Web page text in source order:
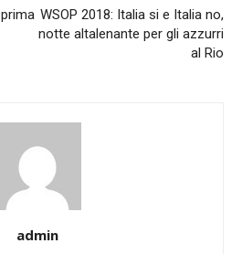
WSOP 2018: Italia si e Italia no,
notte altalenante per gli azzurri
al Rio
admin